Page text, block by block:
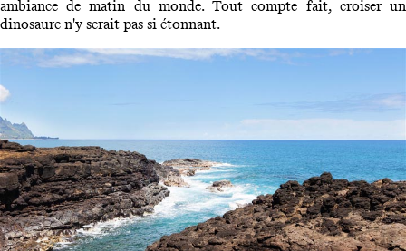
ambiance de matin du monde. Tout compte fait, croiser un
dinosaure n'y serait pas si étonnant.